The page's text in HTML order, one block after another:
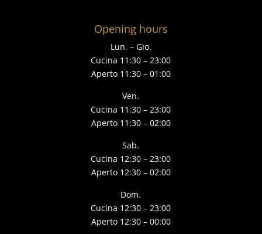
Opening hours
Lun. – Gio.
Cucina 11:30 – 23:00
Aperto 11:30 – 01:00
Ven.
Cucina 11:30 – 23:00
Aperto 11:30 – 02:00
Sab.
Cucina 12:30 – 23:00
Aperto 12:30 – 02:00
Dom.
Cucina 12:30 – 23:00
Aperto 12:30 – 00:00